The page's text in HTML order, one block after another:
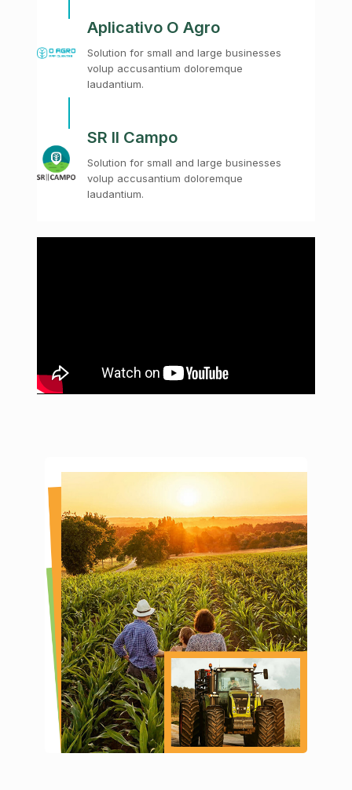
Aplicativo O Agro
Solution for small and large businesses
volup accusantium doloremque
laudantium.
SR II Campo
Solution for small and large businesses
volup accusantium doloremque
laudantium.